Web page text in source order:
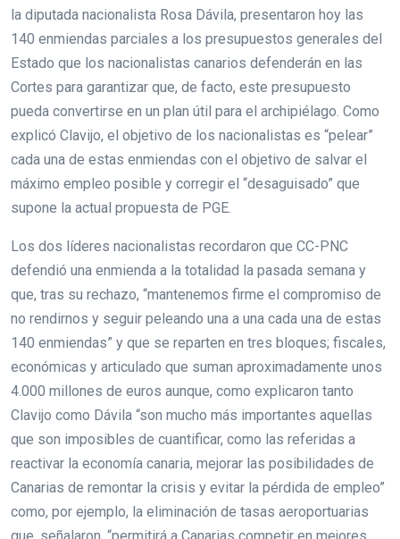
la diputada nacionalista Rosa Dávila, presentaron hoy las
140 enmiendas parciales a los presupuestos generales del
Estado que los nacionalistas canarios defenderán en las
Cortes para garantizar que, de facto, este presupuesto
pueda convertirse en un plan útil para el archipiélago. Como
explicó Clavijo, el objetivo de los nacionalistas es “pelear”
cada una de estas enmiendas con el objetivo de salvar el
máximo empleo posible y corregir el “desaguisado” que
supone la actual propuesta de PGE.
Los dos líderes nacionalistas recordaron que CC-PNC
defendió una enmienda a la totalidad la pasada semana y
que, tras su rechazo, “mantenemos firme el compromiso de
no rendirnos y seguir peleando una a una cada una de estas
140 enmiendas” y que se reparten en tres bloques; fiscales,
económicas y articulado que suman aproximadamente unos
4.000 millones de euros aunque, como explicaron tanto
Clavijo como Dávila “son mucho más importantes aquellas
que son imposibles de cuantificar, como las referidas a
reactivar la economía canaria, mejorar las posibilidades de
Canarias de remontar la crisis y evitar la pérdida de empleo”
como, por ejemplo, la eliminación de tasas aeroportuarias